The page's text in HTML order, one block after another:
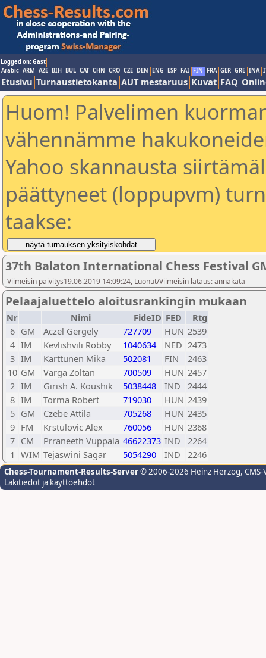
Logged on: Gast
Arabic ARM AZE BIH BUL CAT CHN CRO CZE DEN ENG ESP FAI FIN FRA GER GRE INA
Etusivu Turnaustietokanta AUT mestaruus Kuvat FAQ
Huom! Palvelimen
vähennämme
Yahoo skannausta
päättyneet (loppupvm)
taakse:
37th Balaton International Chess Festival
Viimeisin päivitys19.06.2019 14:09:24, Luonut/Viimeisin lataus: annakata
Pelaajaluettelo aloitusrankingin mukaan
Nr Nimi FideID FED
Rtg
6 GM Aczel Gergely 727709 HUN 2539
4 IM Kevlishvili Robby 1040634 NED 2473
3 IM Karttunen Mika 502081 FIN
2463
10 GM Varga Zoltan 700509 HUN 2457
2 IM Girish A. Koushik 5038448 IND
2444
8 IM Torma Robert 719030 HUN 2439
5 GM Czebe Attila 705268 HUN 2435
9 FM Krstulovic Alex 760056 HUN 2368
7 CM Prraneeth Vuppala 46622373 IND
2264
1 WIM Tejaswini Sagar 5054290 IND 2246
Chess-Tournament-Results-Server© 2006-2026 Heinz Herzog,
Lakitiedot ja käyttöehdot